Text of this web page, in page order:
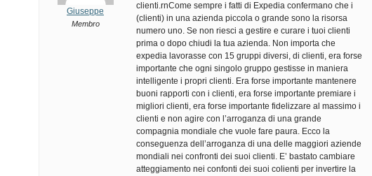
Giuseppe
Membro
clienti.rnCome sempre i fatti di Expedia confermano che i
(clienti) in una azienda piccola o grande sono la risorsa
numero uno. Se non riesci a gestire e curare i tuoi clienti
prima o dopo chiudi la tua azienda. Non importa che
expedia lavorasse con 15 gruppi diversi, di clienti, era forse
importante che ogni singolo gruppo gestisse in maniera
intelligente i propri clienti. Era forse importante mantenere
buoni rapporti con i clienti, era forse importante premiare i
migliori clienti, era forse importante fidelizzare al massimo i
clienti e non agire con l’arroganza di una grande
compagnia mondiale che vuole fare paura. Ecco la
conseguenza dell’arroganza di una delle maggiori aziende
mondiali nei confronti dei suoi clienti. E’ bastato cambiare
atteggiamento nei confonti dei suoi colienti per invertire la